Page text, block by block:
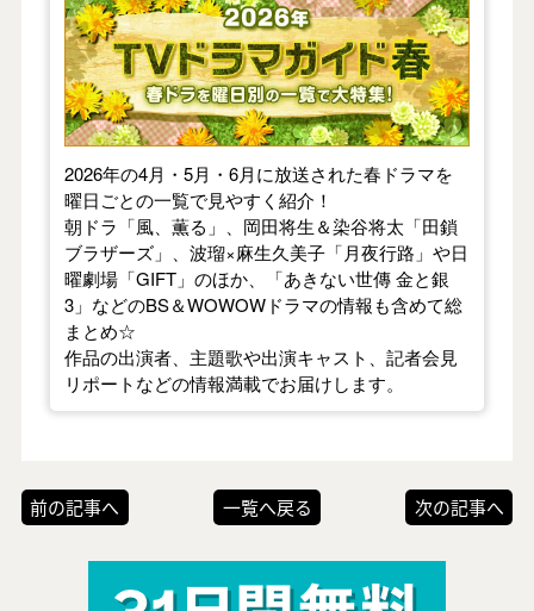
2026年の4月・5月・6月に放送された春ドラマを
曜日ごとの一覧で見やすく紹介！
朝ドラ「風、薫る」、岡田将生＆染谷将太「田鎖
ブラザーズ」、波瑠×麻生久美子「月夜行路」や日
曜劇場「GIFT」のほか、「あきない世傳 金と銀
3」などのBS＆WOWOWドラマの情報も含めて総
まとめ☆
作品の出演者、主題歌や出演キャスト、記者会見
リポートなどの情報満載でお届けします。
前の記事へ 一覧へ戻る 次の記事へ